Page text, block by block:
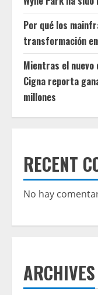
Por qué los
transformación
Mientras el
Cigna reporta
millones
RECENT
No hay
ARCHIVES